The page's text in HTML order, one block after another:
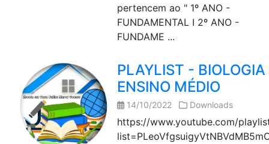
pertencem ao " 1º ANO -
FUNDAMENTAL I 2º ANO -
FUNDAME ...
PLAYLIST -
ENSINO MÉDIO
14/10/2022 Downloads
https://www.youtube.com/